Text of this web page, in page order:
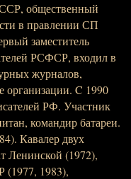
общественный
в правлении СП
заместитель
РСФСР, входил в
журналов,
организации. C 1990
РФ. Участник
командир батареи.
Кавалер двух
Ленинской (1972),
(1977, 1983),